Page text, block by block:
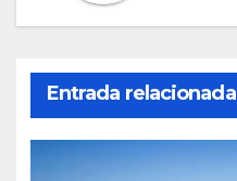
Entrada relacionada